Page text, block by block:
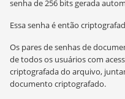
senha de 256 bits gerada
Essa senha é então
Os pares de senhas de
de todos os usuários com
criptografada do arquivo,
documento criptografado.